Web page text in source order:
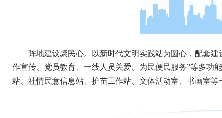
阵地建设聚民心。以新时代文明实践站为圆心，配套建
作宣传、党员教育、一线人员关爱、为民便民服务”等多功
站、社情民意信息站、护苗工作站、文体活动室、书画室